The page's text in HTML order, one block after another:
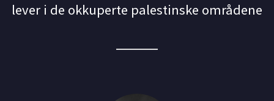
lever i de okkuperte palestinske områdene